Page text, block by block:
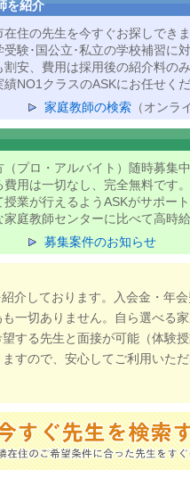
を紹介
住の先生を今すぐお探しできま
験･国公立･私立の学校補習に対
安、費用は採用後の紹介料のみ
NO1クラスのASKにお任せくだ
家庭教師の検索 （オンラ
プロ・アルバイト）随時募集中
用は一切なし、完全無料です。
業が行えるようASKがサポート
庭教師センターに比べて高時給
募集案件のお知らせ
介しております。入会金・年
一切ありません。自ら選べる
する先生と面接が可能（体験
すので、安心してご利用いた